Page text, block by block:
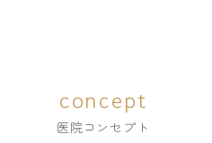
concept
医院コンセプト
医院コンセプト